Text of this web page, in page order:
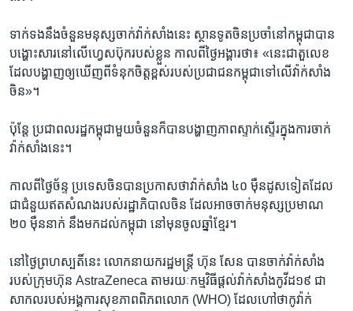
ទាក់ទង​នឹង​ចំនួន​មនុស្ស​ចាក់​វ៉ាក់សាំង​នេះ ស្ថានទូត​ចិន​ប្រចាំ​នៅ​កម្ពុជា​បាន​
បង្ហោះសារ​នៅ​លើ​ហ្វេស​ប៊ុក​របស់​ខ្លួន កាល​ពី​ថ្ងៃ​អង្គារ​ថា៖ «នេះ​ជា​តួ​លេខ​
ដែល​បង្ហាញ​ឲ្យ​ឃើញ​ពី​ទំនុក​ចិត្ត​ខ្ពស់​របស់​ប្រជាជន​កម្ពុជា​ទៅ​លើ​វ៉ាក់​សាំង​
ចិន»។
ប៉ុន្តែ​ ប្រជា​ពលរដ្ឋ​កម្ពុជា​មួយ​ចំនួន​ក៏​បាន​បង្ហាញ​ភាព​ស្ទាក់​ស្ទើរ​ក្នុង​ការ​ចាក់​
វ៉ាក់​សាំង​នេះ។
កាល​ពីថ្ងៃ​ច័ន្ទ​ ប្រទេស​ចិន​បាន​ប្រកាស​ថា​វ៉ាក់​សាំង ​៤០ ​ម៉ឺន​ដូស​ទៀត​ដែល​
ជា​ជំនួយ​ឥត​សំណង​របស់​រដ្ឋាភិបាល​ចិន ដែល​អាច​ចាក់​មនុស្ស​ប្រមាណ ​
២០ ​ម៉ឺន​នាក់ នឹង​មក​ដល់​កម្ពុជា នៅ​មុន​ចូល​ឆ្នាំ​ខ្មែរ។
នៅ​ថ្ងៃ​ព្រហស្បតិ៍​នេះ លោក​នាយក​រដ្ឋមន្រ្តី​ ហ៊ុន សែន​ បាន​ចាក់​វ៉ាក់សាំង
របស់​ក្រុម​ហ៊ុន​ Astra​Zeneca តាម​រយៈ​កម្មវិធី​ផ្ដល់​វ៉ាក់​សាំង​កូវីដ​១៩ ជា​
សាកល​របស់​អង្គការ​សុខភាព​ពិភព​លោក (WHO) ដែល​ហៅ​ថា​កូវ៉ាក់ ​